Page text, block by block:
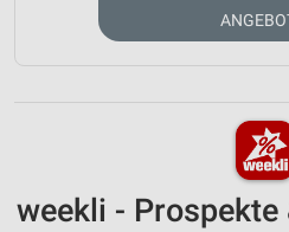
weekli - Prospekte